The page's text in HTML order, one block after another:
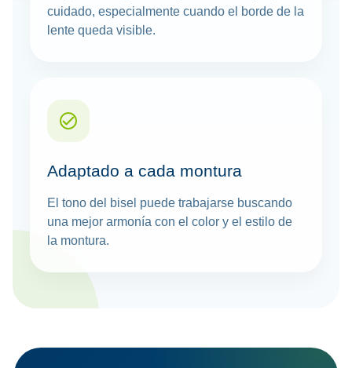
cuidado, especialmente cuando el borde de la
lente queda visible.
Adaptado a cada montura
El tono del bisel puede trabajarse buscando
una mejor armonía con el color y el estilo de
la montura.